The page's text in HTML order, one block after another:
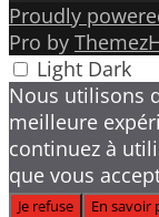
Proudly
Pro by
Light Dark
Nous utilisons
meilleure
continuez à
que vous
Je refuse
En savoir